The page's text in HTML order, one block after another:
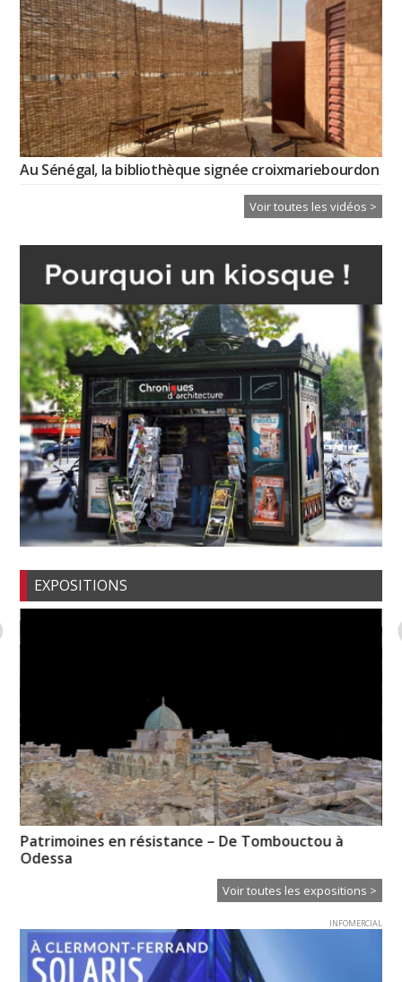
Au Sénégal, la bibliothèque signée croixmariebourdon
Voir toutes les vidéos >
EXPOSITIONS
Patrimoines en résistance – De Tombouctou à
Odessa
Voir toutes les expositions >
INFOMERCIAL